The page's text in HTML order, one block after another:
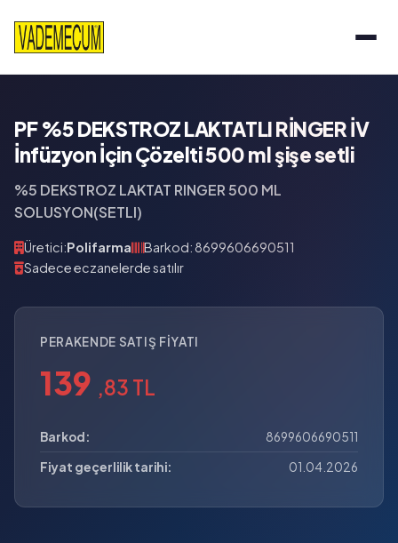
PF %5 DEKSTROZ LAKTATLI RİNGER İV
İnfüzyon İçin Çözelti 500 ml şişe setli
%5 DEKSTROZ LAKTAT RINGER 500 ML
SOLUSYON(SETLI)
Üretici:Polifarma
Barkod: 8699606690511
Sadece eczanelerde satılır
PERAKENDE SATIŞ FIYATI
139 ,83 TL
Barkod:
8699606690511
Fiyat geçerlilik tarihi:
01.04.2026